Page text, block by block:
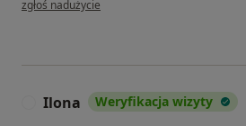
zgłoś nadużycie
Ilona Weryfikacja wizyty